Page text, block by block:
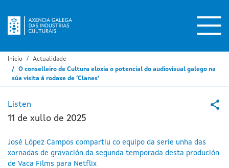
Inicio
Actualidade
O conselleiro de Cultura eloxia o potencial do audiovisual galego na
súa visita á rodaxe de ‘Clanes’
Listen
11 de xullo de 2025
José López Campos compartiu co equipo da serie unha das
xornadas de gravación da segunda temporada desta produción
de Vaca Films para Netflix